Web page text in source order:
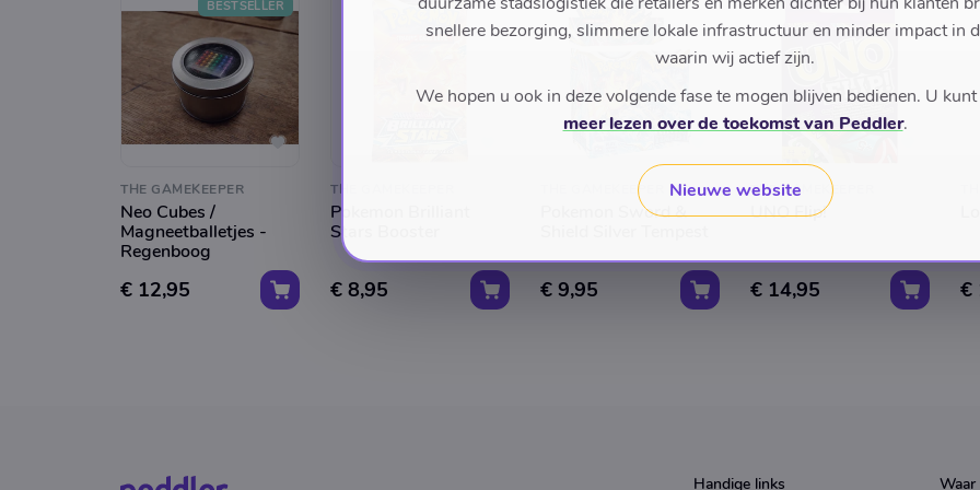
BESTSELLER
THE GAMEKEEPER
Neo Cubes /
Magneetballetjes -
Regenboog
€ 12,95
THE GAMEKEEPER
Pokemon Brilliant
Stars Booster
€ 8,95
THE GAMEKEEPER
Pokemon Sword &
€ 9,95
THE GAMEKEEPER
UNO Flip!
€ 14,95 €
Handige links Waar
snellere bezorging, slimmere lokale infrastructuur en minder impact in
waarin wij actief zijn.
We hopen u ook in deze volgende fase te mogen blijven bedienen. U
meer lezen over de toekomst van Peddler.
Nieuwe website